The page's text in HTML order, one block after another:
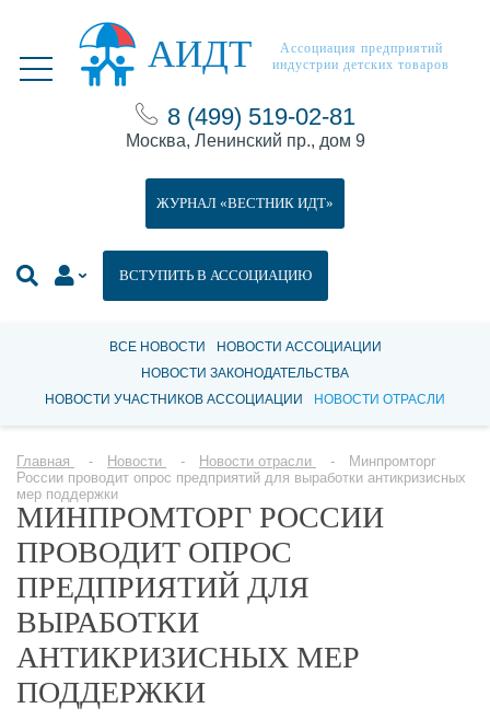
АИДТ
Ассоциация предприятий
индустрии детских товаров
8 (499) 519-02-81
Москва, Ленинский пр., дом 9
ВСТУПИТЬ В АССОЦИАЦИЮ
ЖУРНАЛ «ВЕСТНИК ИДТ»
ВСЕ НОВОСТИ
НОВОСТИ АССОЦИАЦИИ
НОВОСТИ ЗАКОНОДАТЕЛЬСТВА
НОВОСТИ УЧАСТНИКОВ АССОЦИАЦИИ
НОВОСТИ ОТРАСЛИ
Главная Новости Новости отрасли
Минпромторг
России проводит опрос предприятий для выработки антикризисных
мер поддержки
МИНПРОМТОРГ РОССИИ
ПРОВОДИТ ОПРОС
ПРЕДПРИЯТИЙ ДЛЯ
ВЫРАБОТКИ
АНТИКРИЗИСНЫХ МЕР
ПОДДЕРЖКИ